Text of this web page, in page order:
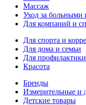
Массаж
Уход за
Для компаний и
Для спорта и
Для дома и семьи
Для
Красота
Бренды
Измерительные и
Детские товары